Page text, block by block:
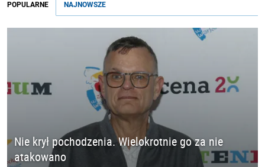
POPULARNE NAJNOWSZE
Nie krył pochodzenia. Wielokrotnie go za nie
atakowano